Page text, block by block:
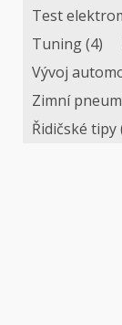
Test
Tuning(4)
Vývoj
Zimní
Řidičské tipy